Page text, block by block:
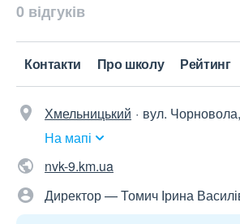
0 відгуків
Контакти Про школу Рейтинг
Хмельницький
вул.
На мапі
nvk-9.km.ua
Директор — Томич Ірина